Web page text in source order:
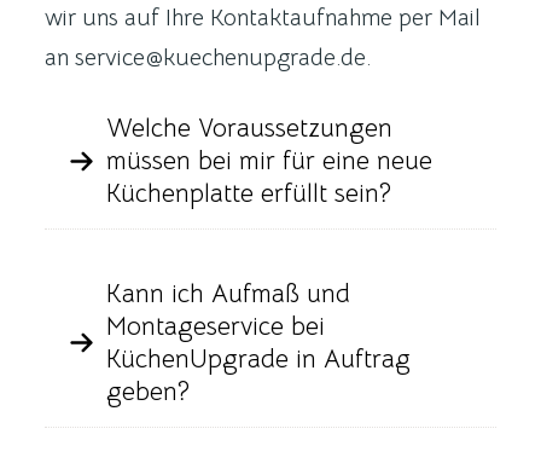
wir uns auf Ihre Kontaktaufnahme per Mail
an service@kuechenupgrade.de.
Welche Voraussetzungen
müssen bei mir für eine neue
Küchenplatte erfüllt sein?
Kann ich Aufmaß und
Montageservice bei
KüchenUpgrade in Auftrag
geben?